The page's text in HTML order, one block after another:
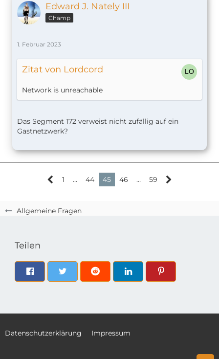
Allgemeine Fragen
Edward J. Nately III
Champ
1. Februar 2023
Zitat von Lordcord
Network is unreachable
Das Segment 172 verweist nicht zufällig auf ein
Gastnetzwerk?
1 … 44 45 46 … 59
Teilen
Datenschutzerklärung Impressum